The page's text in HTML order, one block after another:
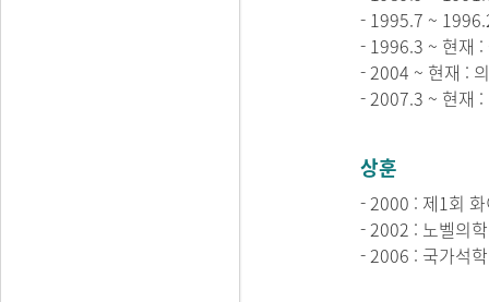
- 1995.7 ~
- 1996.3 ~ 현재 :
- 2004 ~ 현재 :
- 2007.3 ~ 현재
상훈
- 2000 : 제1회
- 2002 : 노벨의
- 2006 : 국가석